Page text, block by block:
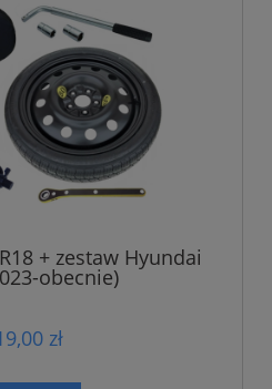
+ zestaw Hyundai
obecnie)
zł